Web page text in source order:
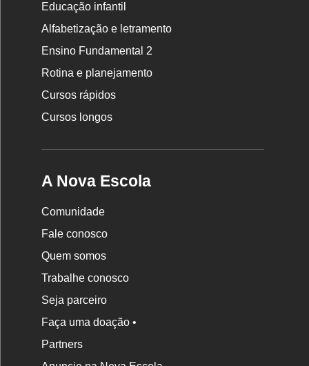
Educação infantil
Alfabetização e letramento
Ensino Fundamental 2
Rotina e planejamento
Cursos rápidos
Cursos longos
A Nova Escola
Comunidade
Fale conosco
Quem somos
Trabalhe conosco
Seja parceiro
Faça uma doação •
Partners